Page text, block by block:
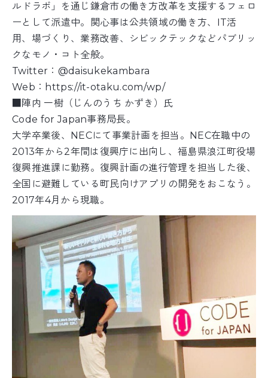
ルドラボ」を通じ鎌倉市の働き方改革を支援するフェロ
ーとして派遣中。関心事は公共領域の働き方、IT活
用、場づくり、業務改善、シビックテックなどパブリッ
クなモノ・コト全般。
Twitter：@daisukekambara
Web：https://it-otaku.com/wp/
■陣内 一樹（じんのうち かずき）氏
Code for Japan事務局長。
大学卒業後、NECにて事業計画を担当。NEC在職中の
2013年から2年間は復興庁に出向し、福島県浪江町役場
復興推進課に勤務。復興計画の進行管理を担当した後、
全国に避難している町民向けアプリの開発をおこなう。
2017年4月から現職。